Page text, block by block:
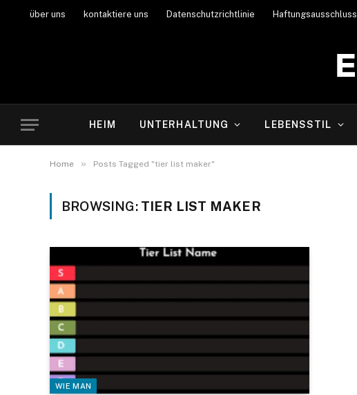
über uns kontaktiere uns Datenschutzrichtlinie Haftungsausschluss
HEIM UNTERHALTUNG LEBENSSTIL
Home » Posts Tagged "tier list maker"
BROWSING: TIER LIST MAKER
WIE MAN